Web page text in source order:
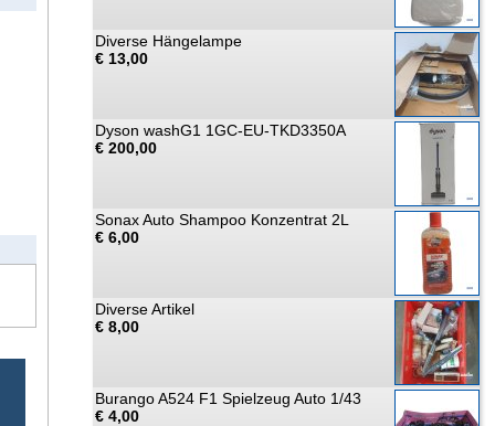
Diverse Hängelampe
€ 13,00
Dyson washG1 1GC-EU-TKD3350A
€ 200,00
Sonax Auto Shampoo Konzentrat 2L
€ 6,00
Diverse Artikel
€ 8,00
Burango A524 F1 Spielzeug Auto 1/43
€ 4,00